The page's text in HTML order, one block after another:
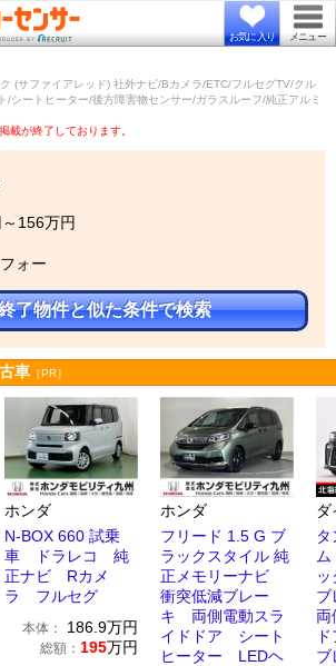
お気に入り メニュー
(サファイアレッド) 社外ナビ/Bカメラ/ETC/フルセグTV/クル
/シートヒーター/後方障害物センサー/ガラスルーフ/純正アルミ
載が終了しております。
156万円
ォー
了物件と似た条件で検索
車 ［PR］
ホンダ
N-BOX 660 試乗
車 ドラレコ 純
正ナビ Rカメ
ラ フルセグ
本体： 186.9万円
総額： 195万円
ホンダ
フリード 1.5 G ブ
ラックスタイル 純
正メモリーナビ
衝突低減ブレー
キ 両側電動スラ
イドドア シート
ヒーター LEDヘ
ブ
両
ブ